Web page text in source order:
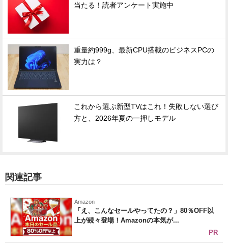
当たる！読者アンケート実施中
重量約999g、最新CPU搭載のビジネスPCの
実力は？
これから選ぶ新型TVはこれ！失敗しない選び
方と、2026年夏の一押しモデル
関連記事
Amazon
「え、こんなセールやってたの？」80％OFF以
上が続々登場！Amazonの本気が...
PR